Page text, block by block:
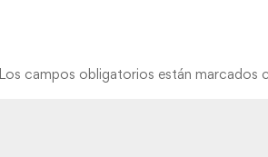
Los campos obligatorios están marcados